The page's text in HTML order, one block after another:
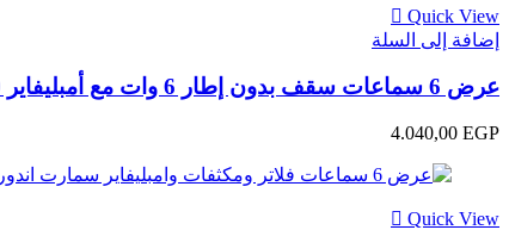
Quick View
إضافة إلى السلة
عرض 6 سماعات سقف بدون إطار 6 وات مع أمبليفاير 100 وات نصف شاشة وأزرار تاتش
4.040,00 EGP
Quick View